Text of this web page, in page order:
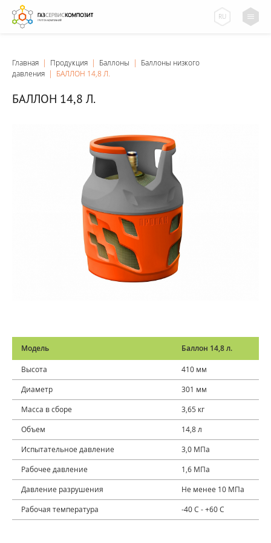
Главная | Продукция | Баллоны | Баллоны низкого
давления | БАЛЛОН 14,8 Л.
БАЛЛОН 14,8 Л.
Модель Баллон 14,8 л.
Высота
410 мм
Диаметр
301 мм
Масса в сборе
3,65 кг
Объем
14,8 л
Испытательное давление
3,0 МПа
Рабочее давление
1,6 МПа
Давление разрушения
Не менее 10 МПа
Рабочая температура
-40 С - +60 С
RU